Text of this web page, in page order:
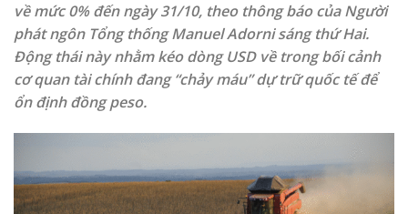
về mức 0% đến ngày 31/10, theo thông báo của Người
phát ngôn Tổng thống Manuel Adorni sáng thứ Hai.
Động thái này nhằm kéo dòng USD về trong bối cảnh
cơ quan tài chính đang “chảy máu” dự trữ quốc tế để
ổn định đồng peso.